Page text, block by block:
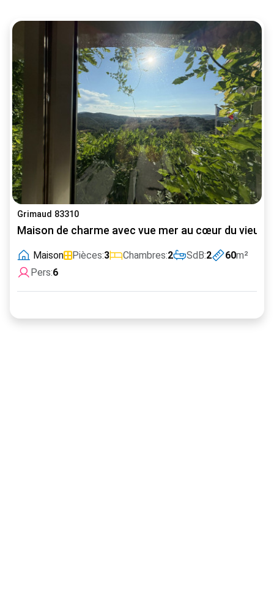
Grimaud 83310
Maison de charme avec vue mer au cœur du vieux
Maison Pièces:3 Chambres:2 SdB:2 60m²
Pers:6